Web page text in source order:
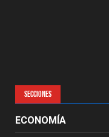
SECCIONES
ECONOMÍA